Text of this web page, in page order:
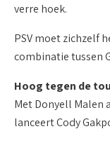
verre hoek.
PSV moet zichzelf
combinatie tussen
Hoog tegen de
Met Donyell Malen
lanceert Cody